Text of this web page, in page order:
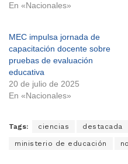
En «Nacionales»
MEC impulsa jornada de
capacitación docente sobre
pruebas de evaluación
educativa
20 de julio de 2025
En «Nacionales»
Tags: ciencias destacada
ministerio de educación